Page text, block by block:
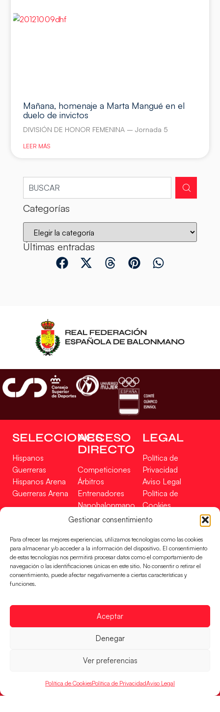
Gestionar consentimiento
Para ofrecer las mejores experiencias, utilizamos tecnologías como las cookies
para almacenar y/o acceder a la información del dispositivo. El consentimiento
de estas tecnologías nos permitirá procesar datos como el comportamiento de
navegación o las identificaciones únicas en este sitio. No consentir o retirar el
consentimiento, puede afectar negativamente a ciertas características y
funciones.
Aceptar
Denegar
Ver preferencias
Política de CookiesPolítica de PrivacidadAviso Legal
Mañana, homenaje a Marta Mangué en el
duelo de invictos
DIVISIÓN DE HONOR FEMENINA – Jornada 5
LEER MÁS
Categorías
Últimas entradas
SELECCIONES
Hispanos
Guerreras
Hispanos Arena
Guerreras Arena
ACCESO
DIRECTO
Competiciones
Árbitros
Entrenadores
Nanobalonmano
Tienda
LEGAL
Política de
Privacidad
Aviso Legal
Política de
Cookies
Mapa Web
Incidencias
CONTACTO
EN
FINANCIADO
RFEBM © 2024. Todos los derechos reservados –